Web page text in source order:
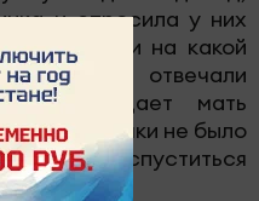
и спросила у них
квартиру и на какой
они отвечали
утверждает мать
бабушки не было
чтобы спуститься